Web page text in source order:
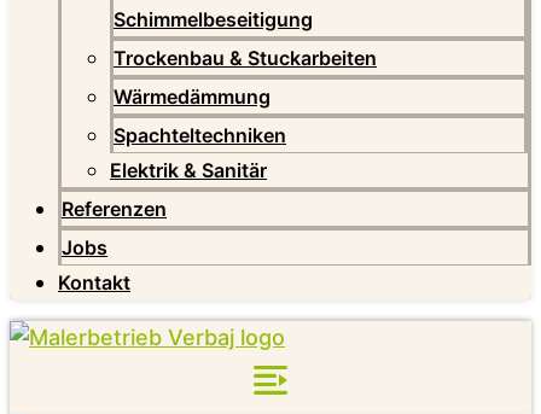
Schimmelbeseitigung
Trockenbau & Stuckarbeiten
Wärmedämmung
Spachteltechniken
Elektrik & Sanitär
Referenzen
Jobs
Kontakt